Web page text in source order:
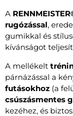
A
rugózással,
gumikkal és
kívánságot
A mellékelt
párnázással a
futásokhoz (a
csúszásmentes
kezéhez, és